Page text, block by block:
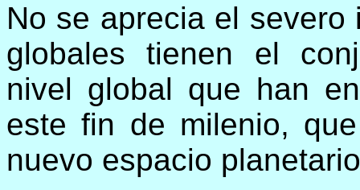
No se aprecia el
globales tienen el
nivel global que han
este fin de milenio,
nuevo espacio